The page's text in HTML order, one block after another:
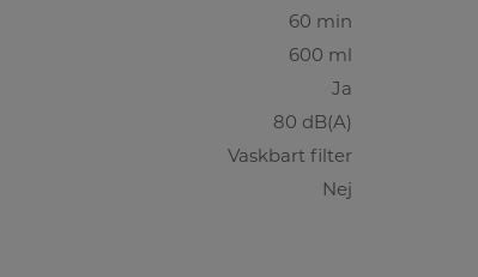
60 min
600 ml
Ja
80 dB(A)
Vaskbart filter
Nej